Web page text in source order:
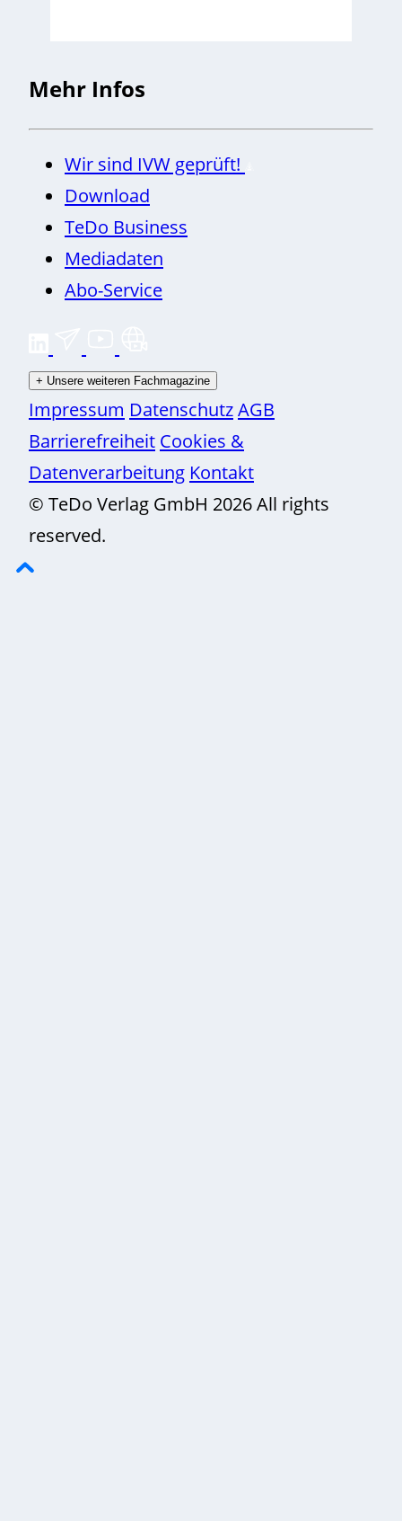
Mehr Infos
Wir sind IVW geprüft!
Download
TeDo Business
Mediadaten
Abo-Service
+ Unsere weiteren Fachmagazine
Impressum DatenschutzAGB
Barrierefreiheit Cookies &
Datenverarbeitung Kontakt
© TeDo Verlag GmbH 2026 All rights
reserved.